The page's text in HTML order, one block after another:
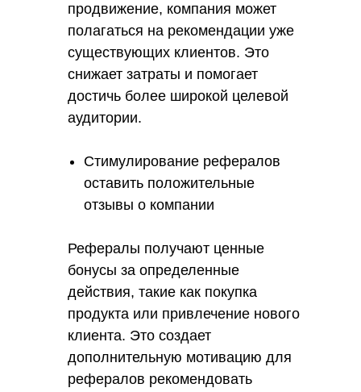
продвижение, компания может
полагаться на рекомендации уже
существующих клиентов. Это
снижает затраты и помогает
достичь более широкой целевой
аудитории.
Стимулирование рефералов
оставить положительные
отзывы о компании
Рефералы получают ценные
бонусы за определенные
действия, такие как покупка
продукта или привлечение нового
клиента. Это создает
дополнительную мотивацию для
рефералов рекомендовать